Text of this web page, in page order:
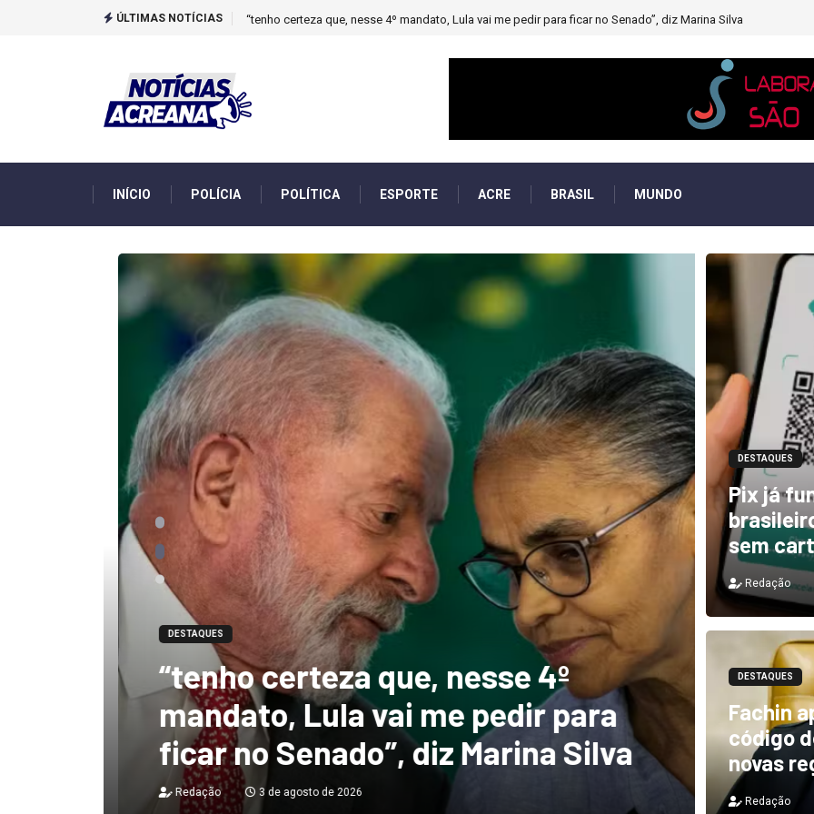
ÚLTIMAS NOTÍCIAS Novo boletim indica El Niño ‘muito forte’ diminuindo chuvas e provocando secas de rios
INÍCIO POLÍCIA POLÍTICA ESPORTE ACRE BRASIL MUNDO
DESTAQUES
“tenho certeza que, nesse 4º
mandato, Lula vai me pedir para
ficar no Senado”, diz Marina Silva
Redação 3 de agosto de 2026
DESTAQUES
DESTAQUES
Pix já
sem
Redação
DESTAQUES
Fachin
código
novas
Redação